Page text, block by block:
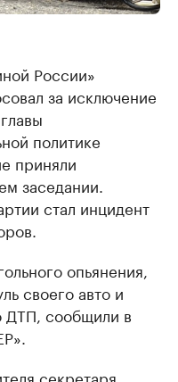
России»
за исключение
политике
приняли
заседании.
стал инцидент
опьянения,
своего авто и
ДТП, сообщили в
секретаря